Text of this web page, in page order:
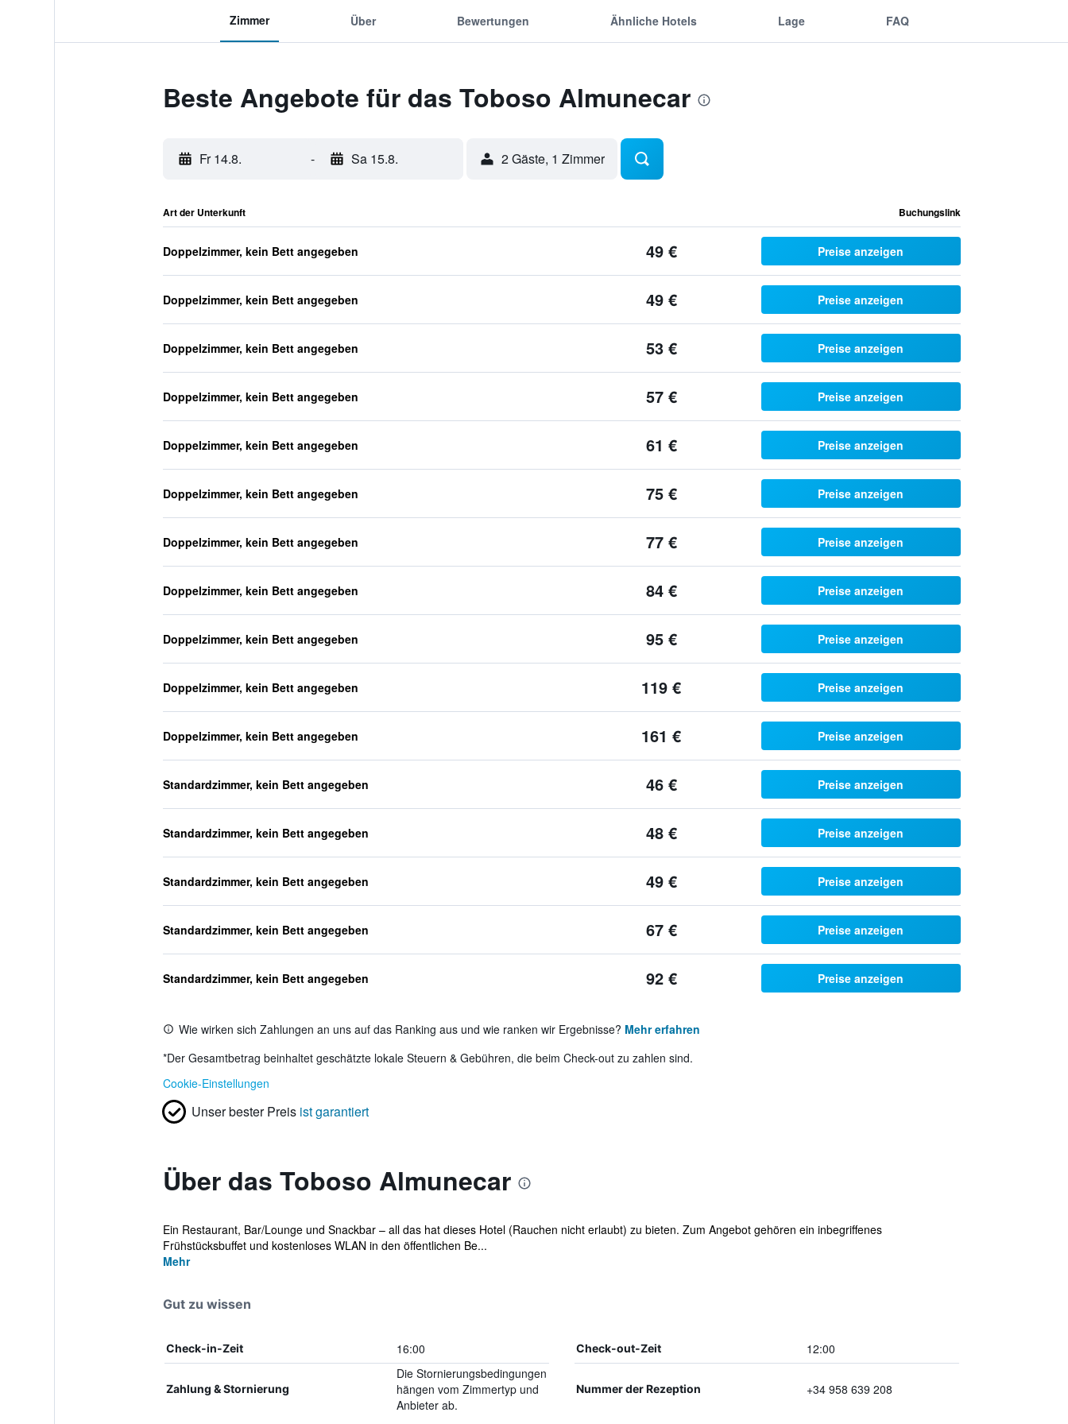
Zimmer Über Bewertungen Ähnliche Hotels Lage FAQ
Beste Angebote für das Toboso Almunecar
Fr 14.8. - Sa 15.8. 2 Gäste, 1 Zimmer
Art der Unterkunft Buchungslink
Doppelzimmer, kein Bett angegeben 49 € Preise anzeigen
Doppelzimmer, kein Bett angegeben 49 € Preise anzeigen
Doppelzimmer, kein Bett angegeben 53 € Preise anzeigen
Doppelzimmer, kein Bett angegeben 57 € Preise anzeigen
Doppelzimmer, kein Bett angegeben 61 € Preise anzeigen
Doppelzimmer, kein Bett angegeben 75 € Preise anzeigen
Doppelzimmer, kein Bett angegeben 77 € Preise anzeigen
Doppelzimmer, kein Bett angegeben 84 € Preise anzeigen
Doppelzimmer, kein Bett angegeben 95 € Preise anzeigen
Doppelzimmer, kein Bett angegeben 119 € Preise anzeigen
Doppelzimmer, kein Bett angegeben 161 € Preise anzeigen
Standardzimmer, kein Bett angegeben 46 € Preise anzeigen
Standardzimmer, kein Bett angegeben 48 € Preise anzeigen
Standardzimmer, kein Bett angegeben 49 € Preise anzeigen
Standardzimmer, kein Bett angegeben 67 € Preise anzeigen
Standardzimmer, kein Bett angegeben 92 € Preise anzeigen
Wie wirken sich Zahlungen an uns auf das Ranking aus und wie ranken wir Ergebnisse? Mehr erfahren
*Der Gesamtbetrag beinhaltet geschätzte lokale Steuern & Gebühren, die beim Check-out zu zahlen sind.
Cookie-Einstellungen
Unser bester Preis ist garantiert
Über das Toboso Almunecar
Ein Restaurant, Bar/Lounge und Snackbar – all das hat dieses Hotel (Rauchen nicht erlaubt) zu bieten. Zum Angebot gehören ein inbegriffenes
Frühstücksbuffet und kostenloses WLAN in den öffentlichen Be...
Mehr
Gut zu wissen
Check-in-Zeit 16:00 Check-out-Zeit 12:00
Zahlung & Stornierung
Die Stornierungsbedingungen
hängen vom Zimmertyp und
Anbieter ab.
Nummer der Rezeption +34 958 639 208